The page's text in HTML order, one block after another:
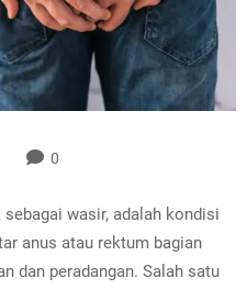
0
wasir, adalah kondisi
anus atau rektum bagian
dan peradangan. Salah satu